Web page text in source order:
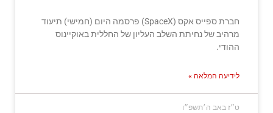
חברת ספייס אקס (SpaceX) פרסמה היום (חמישי) תיעוד
מרהיב של נחיתת השלב העליון של החללית באוקיינוס
ההודי.
לידיעה המלאה »
ט״ז באב ה׳תשפ״ו